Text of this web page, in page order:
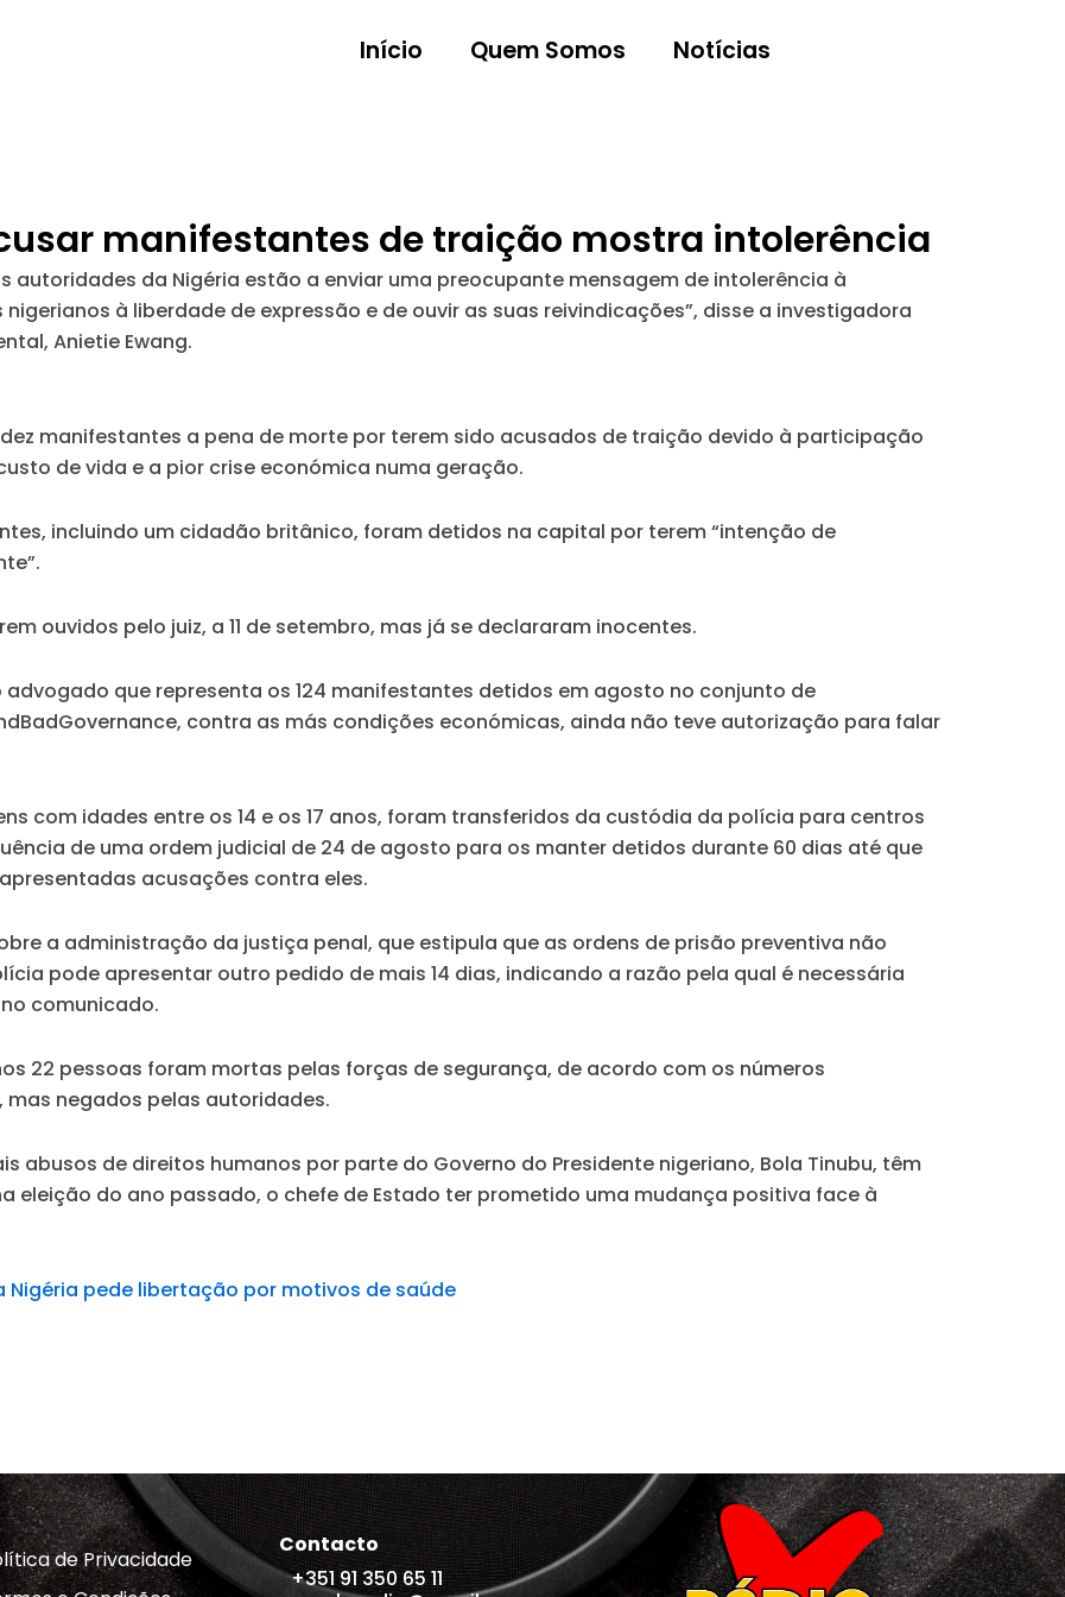
Início Quem Somos Notícias
manifestantes de traição mostra intolerência
autoridades da Nigéria estão a enviar uma preocupante mensagem de intolerência à
à liberdade de expressão e de ouvir as suas reivindicações”, disse a investigadora
Anietie Ewang.
manifestantes a pena de morte por terem sido acusados de traição devido à participação
de vida e a pior crise económica numa geração.
incluindo um cidadão britânico, foram detidos na capital por terem “intenção de
ouvidos pelo juiz, a 11 de setembro, mas já se declararam inocentes.
advogado que representa os 124 manifestantes detidos em agosto no conjunto de
contra as más condições económicas, ainda não teve autorização para falar
com idades entre os 14 e os 17 anos, foram transferidos da custódia da polícia para centros
de uma ordem judicial de 24 de agosto para os manter detidos durante 60 dias até que
acusações contra eles.
a administração da justiça penal, que estipula que as ordens de prisão preventiva não
pode apresentar outro pedido de mais 14 dias, indicando a razão pela qual é necessária
comunicado.
22 pessoas foram mortas pelas forças de segurança, de acordo com os números
negados pelas autoridades.
abusos de direitos humanos por parte do Governo do Presidente nigeriano, Bola Tinubu, têm
eleição do ano passado, o chefe de Estado ter prometido uma mudança positiva face à
Nigéria pede libertação por motivos de saúde
de Privacidade
Contacto
+351 91 350 65 11